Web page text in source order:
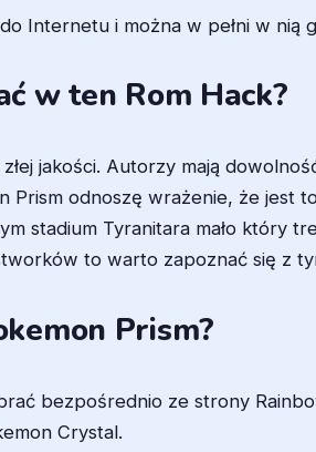
Internetu i można w pełni w nią
w ten Rom Hack?
jakości. Autorzy mają
Prism odnoszę wrażenie, że jest
stadium Tyranitara mało który
to warto zapoznać się z
Prism?
bezpośrednio ze strony
Crystal.